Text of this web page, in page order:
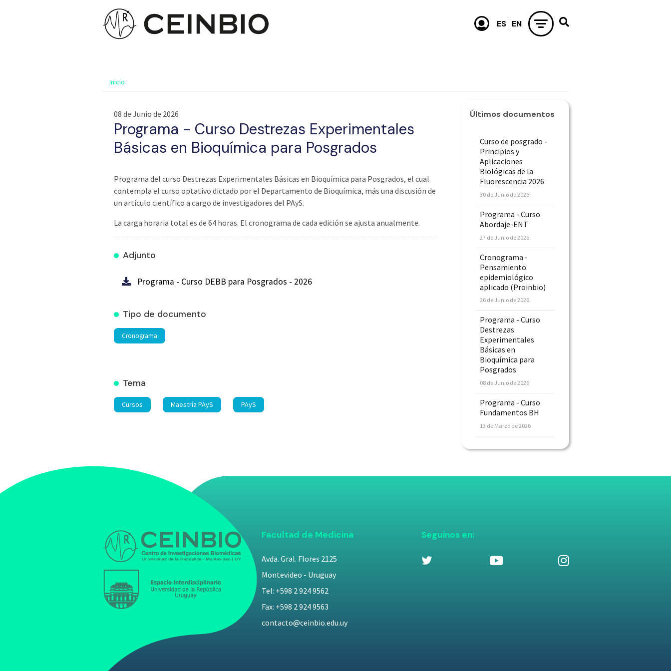
Inicio
08 de Junio de 2026
Programa - Curso Destrezas Experimentales
Básicas en Bioquímica para Posgrados
Programa del curso Destrezas Experimentales Básicas en Bioquímica para Posgrados, el cual
contempla el curso optativo dictado por el Departamento de Bioquímica, más una discusión de
un artículo científico a cargo de investigadores del PAyS.
La carga horaria total es de 64 horas. El cronograma de cada edición se ajusta anualmente.
Adjunto
Programa - Curso DEBB para Posgrados - 2026
Tipo de documento
Cronograma
Tema
Cursos Maestría PAyS PAyS
Últimos documentos
Curso de posgrado -
Principios y
Aplicaciones
Biológicas de la
Fluorescencia 2026
30 de Junio de 2026
Programa - Curso
Abordaje-ENT
27 de Junio de 2026
Cronograma -
Pensamiento
epidemiológico
aplicado (Proinbio)
26 de Junio de 2026
Programa - Curso
Destrezas
Experimentales
Básicas en
Bioquímica para
Posgrados
08 de Junio de 2026
Programa - Curso
Fundamentos BH
13 de Marzo de 2026
Facultad de Medicina
Avda. Gral. Flores 2125
Montevideo - Uruguay
Tel: +598 2 924 9562
Fax: +598 2 924 9563
contacto@ceinbio.edu.uy
Seguinos en: